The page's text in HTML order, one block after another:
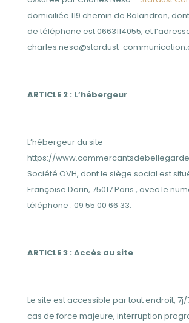
domiciliée 119 chemin de Balandran,
de téléphone est 0663114055, et
charles.nesa@stardust-
ARTICLE 2 : L’hébergeur
L’hébergeur du site
https://
Société OVH, dont le siège social est
Françoise Dorin, 75017 Paris , avec le
téléphone : 09 55 00 66 33.
ARTICLE 3 : Accès au site
Le site est accessible par tout endroit,
cas de force majeure, interruption